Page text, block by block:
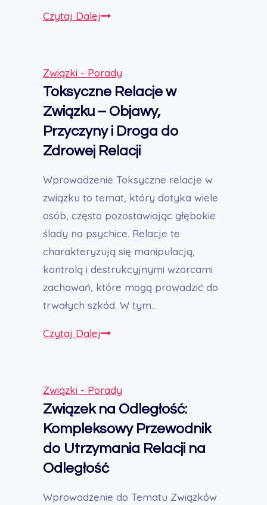
Czytaj DalejZazdrość
Zrozumienia
do
Radzenia
Sobie
z
Nią
Związki - Porady
Toksyczne Relacje w
Związku – Objawy,
Przyczyny i Droga do
Zdrowej Relacji
Wprowadzenie Toksyczne relacje w
związku to temat, który dotyka wiele
osób, często pozostawiając głębokie
ślady na psychice. Relacje te
charakteryzują się manipulacją,
kontrolą i destrukcyjnymi wzorcami
zachowań, które mogą prowadzić do
trwałych szkód. W tym…
Czytaj DalejToksyczne
Związku
–
Objawy,
Przyczyny
Droga
do
Związki - Porady
Związek na Odległość:
Kompleksowy Przewodnik
do Utrzymania Relacji na
Odległość
Wprowadzenie do Tematu Związków